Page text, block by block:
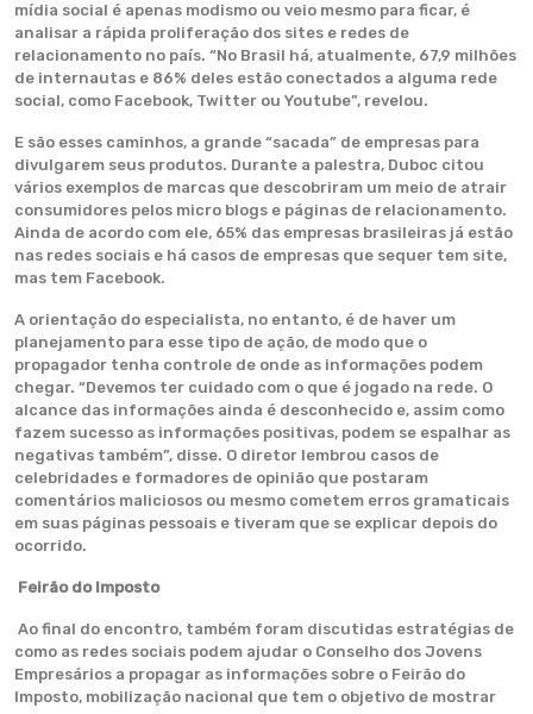
mídia social é apenas modismo ou veio mesmo para ficar, é
analisar a rápida proliferação dos sites e redes de
relacionamento no país. “No Brasil há, atualmente, 67,9 milhões
de internautas e 86% deles estão conectados a alguma rede
social, como Facebook, Twitter ou Youtube”, revelou.
E são esses caminhos, a grande “sacada” de empresas para
divulgarem seus produtos. Durante a palestra, Duboc citou
vários exemplos de marcas que descobriram um meio de atrair
consumidores pelos micro blogs e páginas de relacionamento.
Ainda de acordo com ele, 65% das empresas brasileiras já estão
nas redes sociais e há casos de empresas que sequer tem site,
mas tem Facebook.
A orientação do especialista, no entanto, é de haver um
planejamento para esse tipo de ação, de modo que o
propagador tenha controle de onde as informações podem
chegar. “Devemos ter cuidado com o que é jogado na rede. O
alcance das informações ainda é desconhecido e, assim como
fazem sucesso as informações positivas, podem se espalhar as
negativas também”, disse. O diretor lembrou casos de
celebridades e formadores de opinião que postaram
comentários maliciosos ou mesmo cometem erros gramaticais
em suas páginas pessoais e tiveram que se explicar depois do
ocorrido.
Feirão do Imposto
Ao final do encontro, também foram discutidas estratégias de
como as redes sociais podem ajudar o Conselho dos Jovens
Empresários a propagar as informações sobre o Feirão do
Imposto, mobilização nacional que tem o objetivo de mostrar